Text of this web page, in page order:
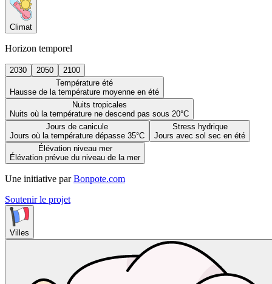
Climat
Horizon temporel
2030 2050
2100
Température été
Hausse de la température moyenne en été
Nuits tropicales
Nuits où la température ne descend pas sous 20°C
Jours de canicule
Jours où la température dépasse 35°C
Stress hydrique
Jours avec sol sec en été
Élévation niveau mer
Élévation prévue du niveau de la mer
Une initiative par Bonpote.com
Soutenir le projet
Villes